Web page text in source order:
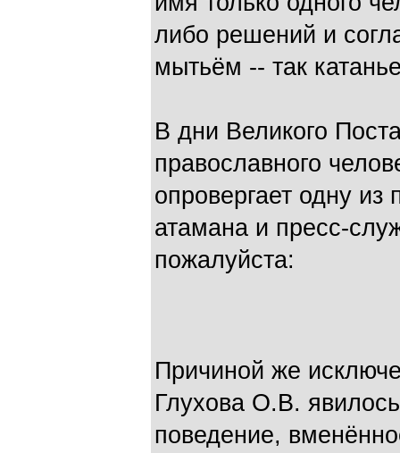
либо решений и
мытьём -- так
В дни Великого
православного
опровергает одну
атамана и пресс-
пожалуйста:
Причиной же
Глухова О.В.
поведение,